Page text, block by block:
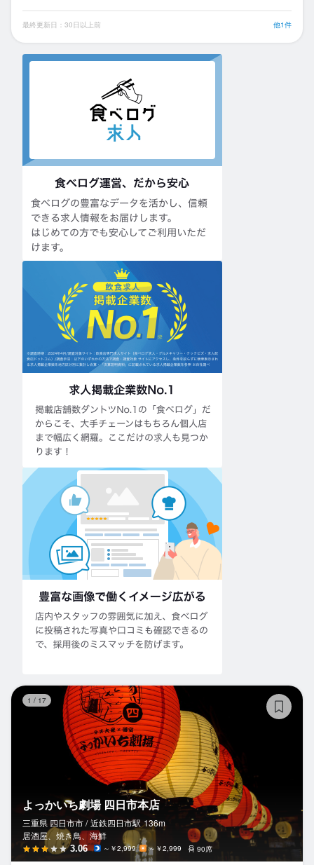
最終更新日：30日以上前 他1件
1 / 17
よっかいち劇場 四日市本店
三重県 四日市市 / 近鉄四日市駅 136m
居酒屋、焼き鳥、海鮮
3.06 ～￥2,999 ～￥2,999 90席